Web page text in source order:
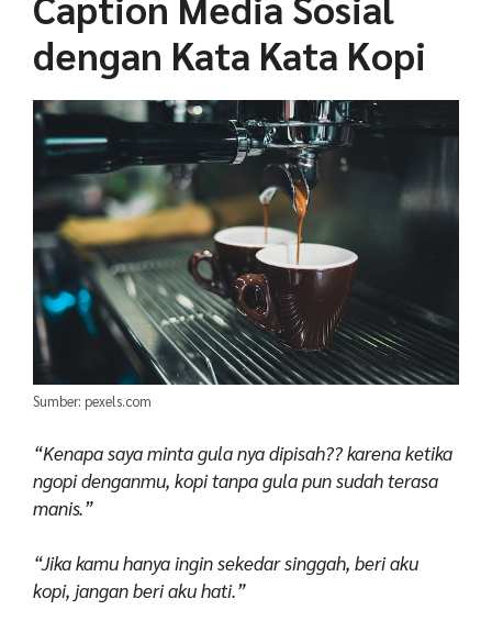
dengan Kata Kata Kopi
Sumber: pexels.com
“Kenapa saya minta gula nya dipisah?? karena ketika
ngopi denganmu, kopi tanpa gula pun sudah terasa
manis.”
“Jika kamu hanya ingin sekedar singgah, beri aku
kopi, jangan beri aku hati.”